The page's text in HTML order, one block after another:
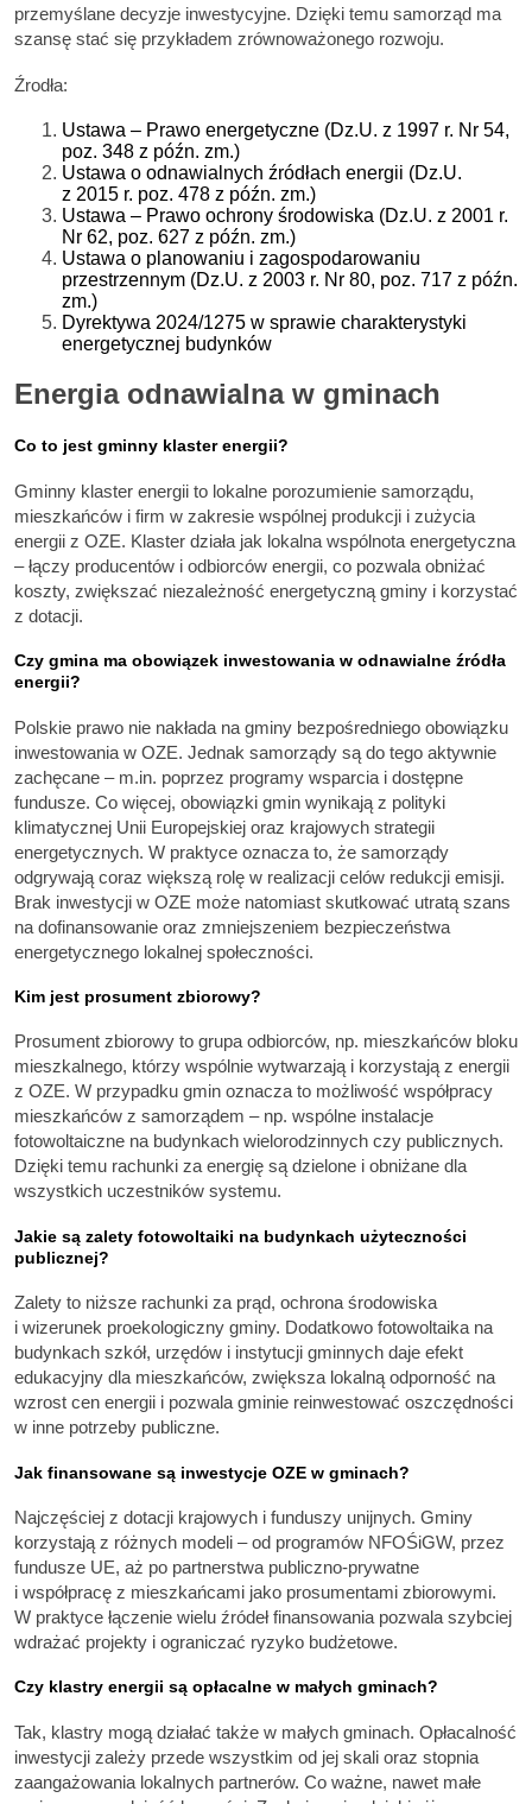
przemyślane decyzje inwestycyjne. Dzięki temu samorząd ma
szansę stać się przykładem zrównoważonego rozwoju.
Źrodła:
Ustawa – Prawo energetyczne (Dz.U. z 1997 r. Nr 54,
poz. 348 z późn. zm.)
Ustawa o odnawialnych źródłach energii (Dz.U.
z 2015 r. poz. 478 z późn. zm.)
Ustawa – Prawo ochrony środowiska (Dz.U. z 2001 r.
Nr 62, poz. 627 z późn. zm.)
Ustawa o planowaniu i zagospodarowaniu
przestrzennym (Dz.U. z 2003 r. Nr 80, poz. 717 z późn.
zm.)
Dyrektywa 2024/1275 w sprawie charakterystyki
energetycznej budynków
Energia odnawialna w gminach
Co to jest gminny klaster energii?
Gminny klaster energii to lokalne porozumienie samorządu,
mieszkańców i firm w zakresie wspólnej produkcji i zużycia
energii z OZE. Klaster działa jak lokalna wspólnota energetyczna
– łączy producentów i odbiorców energii, co pozwala obniżać
koszty, zwiększać niezależność energetyczną gminy i korzystać
z dotacji.
Czy gmina ma obowiązek inwestowania w odnawialne źródła
energii?
Polskie prawo nie nakłada na gminy bezpośredniego obowiązku
inwestowania w OZE. Jednak samorządy są do tego aktywnie
zachęcane – m.in. poprzez programy wsparcia i dostępne
fundusze. Co więcej, obowiązki gmin wynikają z polityki
klimatycznej Unii Europejskiej oraz krajowych strategii
energetycznych. W praktyce oznacza to, że samorządy
odgrywają coraz większą rolę w realizacji celów redukcji emisji.
Brak inwestycji w OZE może natomiast skutkować utratą szans
na dofinansowanie oraz zmniejszeniem bezpieczeństwa
energetycznego lokalnej społeczności.
Kim jest prosument zbiorowy?
Prosument zbiorowy to grupa odbiorców, np. mieszkańców bloku
mieszkalnego, którzy wspólnie wytwarzają i korzystają z energii
z OZE. W przypadku gmin oznacza to możliwość współpracy
mieszkańców z samorządem – np. wspólne instalacje
fotowoltaiczne na budynkach wielorodzinnych czy publicznych.
Dzięki temu rachunki za energię są dzielone i obniżane dla
wszystkich uczestników systemu.
Jakie są zalety fotowoltaiki na budynkach użyteczności
publicznej?
Zalety to niższe rachunki za prąd, ochrona środowiska
i wizerunek proekologiczny gminy. Dodatkowo fotowoltaika na
budynkach szkół, urzędów i instytucji gminnych daje efekt
edukacyjny dla mieszkańców, zwiększa lokalną odporność na
wzrost cen energii i pozwala gminie reinwestować oszczędności
w inne potrzeby publiczne.
Jak finansowane są inwestycje OZE w gminach?
Najczęściej z dotacji krajowych i funduszy unijnych. Gminy
korzystają z różnych modeli – od programów NFOŚiGW, przez
fundusze UE, aż po partnerstwa publiczno-prywatne
i współpracę z mieszkańcami jako prosumentami zbiorowymi.
W praktyce łączenie wielu źródeł finansowania pozwala szybciej
wdrażać projekty i ograniczać ryzyko budżetowe.
Czy klastry energii są opłacalne w małych gminach?
Tak, klastry mogą działać także w małych gminach. Opłacalność
inwestycji zależy przede wszystkim od jej skali oraz stopnia
zaangażowania lokalnych partnerów. Co ważne, nawet małe